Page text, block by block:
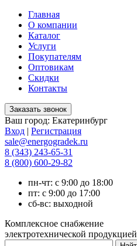
Главная
О компании
Каталог
Услуги
Покупателям
Оптовикам
Скидки
Контакты
Ваш город: Екатеринбург
Вход | Регистрация
sale@energogradek.ru
8 (343) 243-65-31
8 (800) 600-29-82
пн-чт: с 9:00 до 18:00
пт: с 9:00 до 17:00
сб-вс: выходной
Комплексное снабжение
электротехнической продукцией